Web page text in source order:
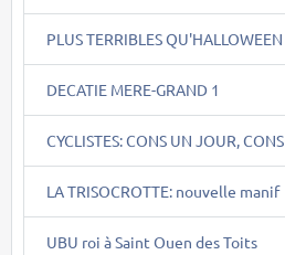
PLUS TERRIBLES QU'HALLOWEEN
DECATIE MERE-GRAND 1
CYCLISTES: CONS UN JOUR, CONS
LA TRISOCROTTE: nouvelle manif
UBU roi à Saint Ouen des Toits